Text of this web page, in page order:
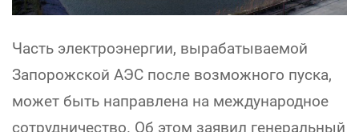
Часть электроэнергии, вырабатываемой
Запорожской АЭС после возможного пуска,
может быть направлена на международное
сотрудничество. Об этом заявил генеральный